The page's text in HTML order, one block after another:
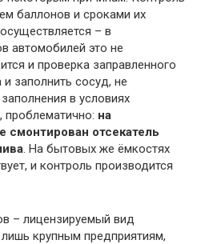
баллонов и сроками их
– в
автомобилей это не
и проверка заправленного
и заполнить сосуд, не
в условиях
проблематично: на
смонтирован отсекатель
. На бытовых же ёмкостях
и контроль производится
– лицензируемый вид
крупным предприятиям,